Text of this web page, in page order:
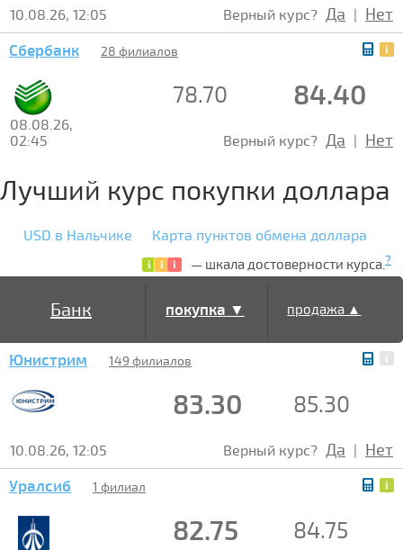
10.08.26, 12:05 Верный курс? Да | Нет
Сбербанк 28 филиалов
78.70 84.40
08.08.26,
02:45
Верный курс? Да | Нет
Лучший курс покупки доллара
USD в Нальчике Карта пунктов обмена доллара
— шкала достоверности курса.?
Банк покупка ▼ продажа ▲
Юнистрим 149 филиалов
83.30 85.30
10.08.26, 12:05 Верный курс? Да | Нет
Уралсиб 1 филиал
82.75 84.75